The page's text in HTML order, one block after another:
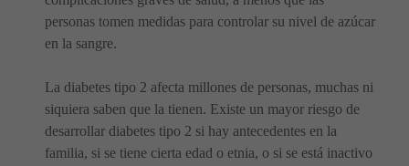
personas tomen medidas para controlar su nivel de azúcar
en la sangre.
La diabetes tipo 2 afecta millones de personas, muchas ni
siquiera saben que la tienen. Existe un mayor riesgo de
desarrollar diabetes tipo 2 si hay antecedentes en la
familia, si se tiene cierta edad o etnia, o si se está inactivo